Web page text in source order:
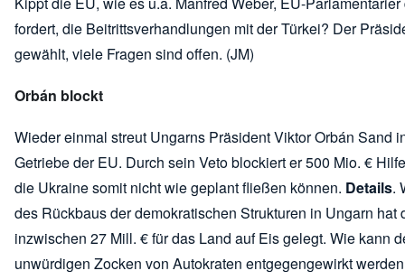
fordert, die Beitrittsverhandlungen mit der Türkei? Der
gewählt, viele Fragen sind offen. (JM)
Orbán blockt
Wieder einmal streut Ungarns Präsident Viktor Orbán Sand
Getriebe der EU. Durch sein Veto blockiert er 500 Mio. €
die Ukraine somit nicht wie geplant fließen können. Details.
des Rückbaus der demokratischen Strukturen in Ungarn hat
inzwischen 27 Mill. € für das Land auf Eis gelegt. Wie kann
unwürdigen Zocken von Autokraten entgegengewirkt